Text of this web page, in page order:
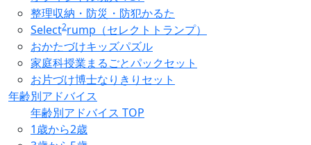
整理収納・防災・防犯かるた
Select2rump（セレクトトランプ）
おかたづけキッズパズル
家庭科授業まるごとパックセット
お片づけ博士なりきりセット
年齢別アドバイス
年齢別アドバイス TOP
1歳から2歳